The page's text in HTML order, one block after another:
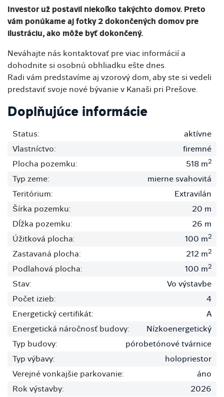
Investor už postavil niekoľko takýchto domov. Preto
vám ponúkame aj fotky 2 dokončených domov pre
ilustráciu, ako môže byť dokončený.
Neváhajte nás kontaktovať pre viac informácií a
dohodnite si osobnú obhliadku ešte dnes.
Radi vám predstavíme aj vzorový dom, aby ste si vedeli
predstaviť svoje nové bývanie v Kanaši pri Prešove.
Doplňujúce informácie
Status:
aktívne
Vlastníctvo:
firemné
Plocha pozemku:
518 m2
Typ zeme:
mierne svahovitá
Teritórium:
Extravilán
Šírka pozemku:
20 m
Dĺžka pozemku:
26 m
Úžitková plocha:
100 m2
Zastavaná plocha: 212 m2
Podlahová plocha: 100 m2
Stav:
Vo výstavbe
Počet izieb:
4
Energetický certifikát:
A
Energetická náročnosť budovy:
Nízkoenergetický
Typ budovy:
pórobetónové tvárnice
Typ výbavy:
holopriestor
Verejné vonkajšie parkovanie:
áno
Rok výstavby:
2026